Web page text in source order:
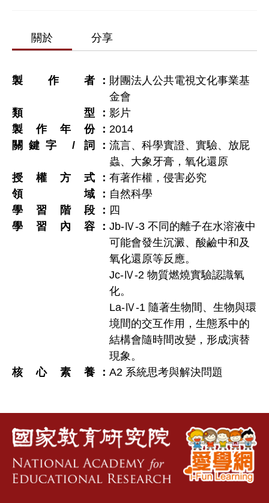
關於 分享
製作者
財團法人公共電視文化事業基
金會
類型
影片
製作年份
2014
關鍵字 / 詞
流言、科學實證、實驗、放屁
蟲、大象牙膏，氧化還原
授權方式
有著作權，侵害必究
領域
自然科學
學習階段
四
學習內容
Jb-Ⅳ-3 不同的離子在水溶液中
可能會發生沉澱、酸鹼中和及
氧化還原等反應。
Jc-Ⅳ-2 物質燃燒實驗認識氧
化。
La-Ⅳ-1 隨著生物間、生物與環
境間的交互作用，生態系中的
結構會隨時間改變，形成演替
現象。
核心素養
A2 系統思考與解決問題